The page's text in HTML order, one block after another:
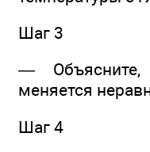
Шаг 3
— Объясните,
меняется
Шаг 4